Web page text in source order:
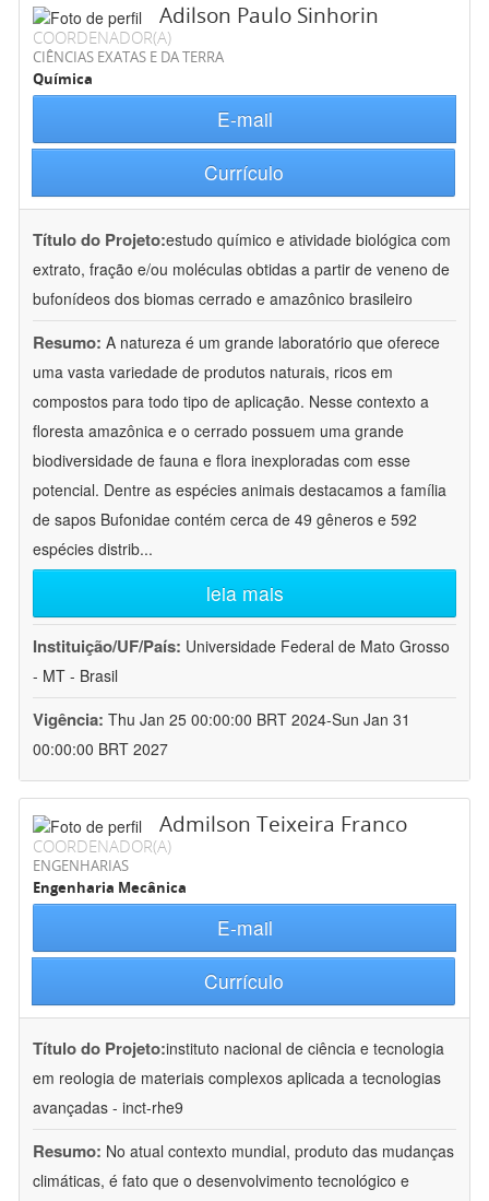
Adilson Paulo Sinhorin
COORDENADOR(A)
CIÊNCIAS EXATAS E DA TERRA
Química
E-mail
Currículo
Título do Projeto:estudo químico e atividade biológica com
extrato, fração e/ou moléculas obtidas a partir de veneno de
bufonídeos dos biomas cerrado e amazônico brasileiro
Resumo: A natureza é um grande laboratório que oferece
uma vasta variedade de produtos naturais, ricos em
compostos para todo tipo de aplicação. Nesse contexto a
floresta amazônica e o cerrado possuem uma grande
biodiversidade de fauna e flora inexploradas com esse
potencial. Dentre as espécies animais destacamos a família
de sapos Bufonidae contém cerca de 49 gêneros e 592
espécies distrib...
leia mais
Instituição/UF/País: Universidade Federal de Mato Grosso
- MT - Brasil
Vigência: Thu Jan 25 00:00:00 BRT 2024-Sun Jan 31
00:00:00 BRT 2027
Admilson Teixeira Franco
COORDENADOR(A)
ENGENHARIAS
Engenharia Mecânica
E-mail
Currículo
Título do Projeto:instituto nacional de ciência e tecnologia
em reologia de materiais complexos aplicada a tecnologias
avançadas - inct-rhe9
Resumo: No atual contexto mundial, produto das mudanças
climáticas, é fato que o desenvolvimento tecnológico e